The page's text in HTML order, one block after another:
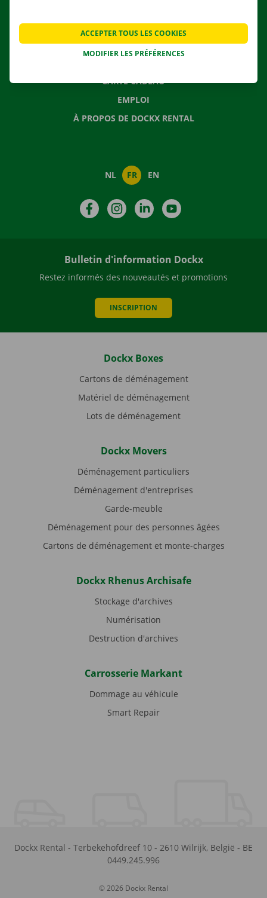
CONTACTEZ NOUS
QUESTIONS FRÉQUENTES
CARTE CADEAU
EMPLOI
À PROPOS DE DOCKX RENTAL
NL FR EN
FacebookInstagramLinkedIn
Bulletin d'information Dockx
Restez informés des nouveautés et promotions
INSCRIPTION
Dockx Boxes
Cartons de déménagement
Matériel de déménagement
Lots de déménagement
Dockx Movers
Déménagement particuliers
Déménagement d'entreprises
Garde-meuble
Déménagement pour des personnes âgées
Cartons de déménagement et monte-charges
Dockx Rhenus Archisafe
Stockage d'archives
Numérisation
Destruction d'archives
Carrosserie Markant
Dommage au véhicule
Smart Repair
Dockx Rental - Terbekehofdreef 10 - 2610 Wilrijk, België - BE
0449.245.996
© 2026 Dockx Rental
MODIFIER LES PRÉFÉRENCES
ACCEPTER TOUS LES COOKIES